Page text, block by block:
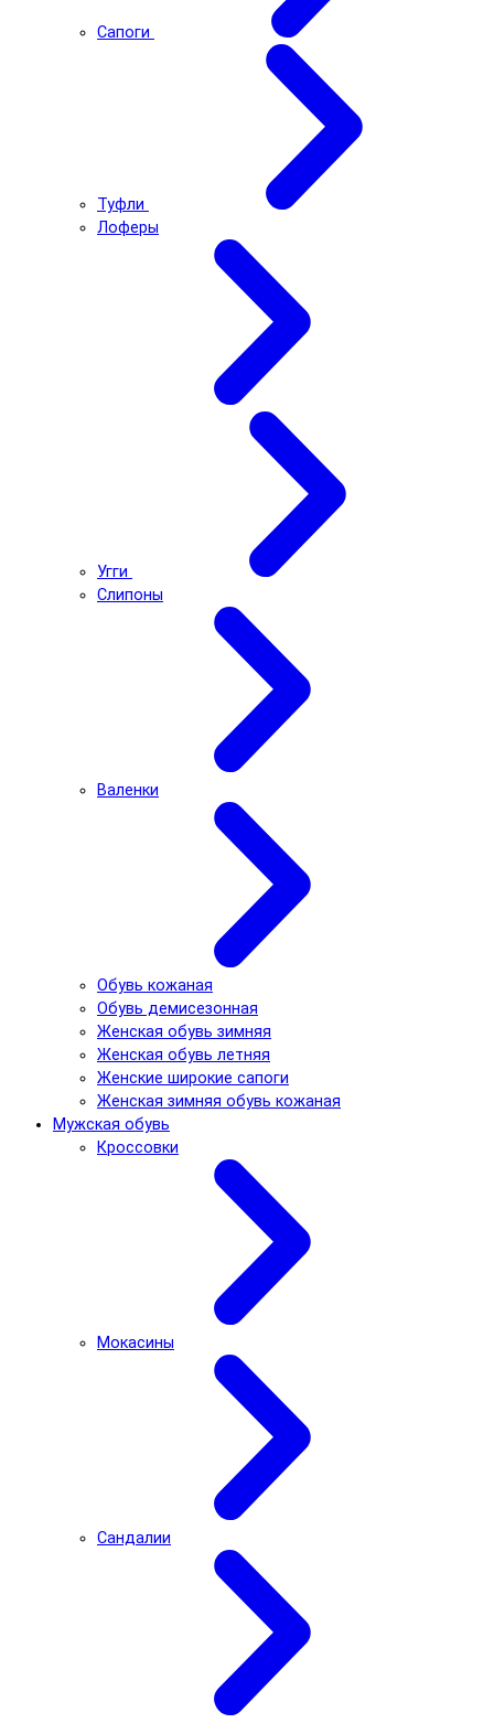
Сапоги
Туфли
Лоферы
Угги
Слипоны
Валенки
Обувь кожаная
Обувь демисезонная
Женская обувь зимняя
Женская обувь летняя
Женские широкие сапоги
Женская зимняя обувь кожаная
Мужская обувь
Кроссовки
Мокасины
Сандалии